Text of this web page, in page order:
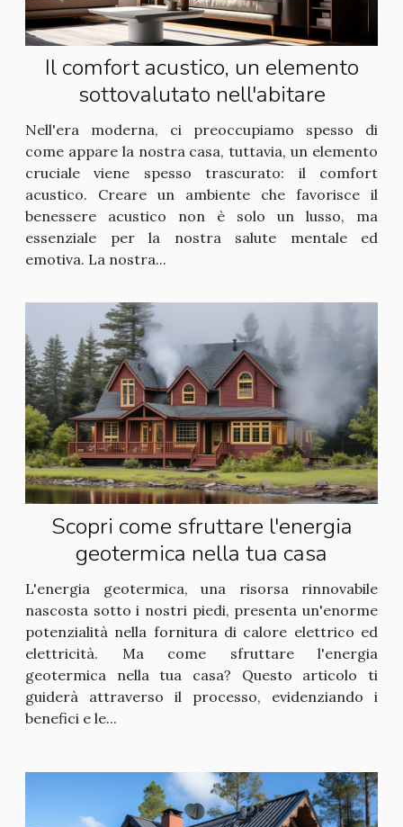
Il comfort acustico, un elemento
sottovalutato nell'abitare
Nell'era moderna, ci preoccupiamo spesso di
come appare la nostra casa, tuttavia, un elemento
cruciale viene spesso trascurato: il comfort
acustico. Creare un ambiente che favorisce il
benessere acustico non è solo un lusso, ma
essenziale per la nostra salute mentale ed
emotiva. La nostra...
Scopri come sfruttare l'energia
geotermica nella tua casa
L'energia geotermica, una risorsa rinnovabile
nascosta sotto i nostri piedi, presenta un'enorme
potenzialità nella fornitura di calore elettrico ed
elettricità. Ma come sfruttare l'energia
geotermica nella tua casa? Questo articolo ti
guiderà attraverso il processo, evidenziando i
benefici e le...